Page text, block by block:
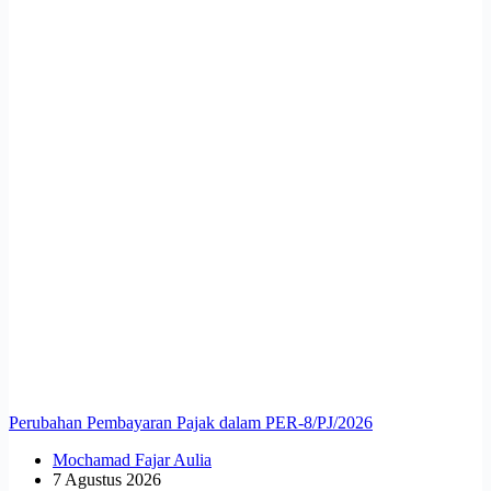
Perubahan Pembayaran Pajak dalam PER-8/PJ/2026
Mochamad Fajar Aulia
7 Agustus 2026